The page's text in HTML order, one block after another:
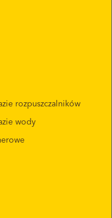
rozpuszczalników
wody